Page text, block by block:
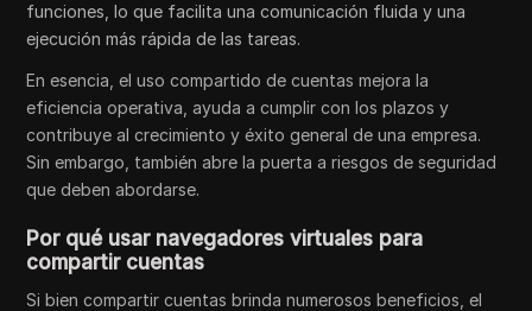
funciones, lo que facilita una comunicación fluida y una
ejecución más rápida de las tareas.
En esencia, el uso compartido de cuentas mejora la
eficiencia operativa, ayuda a cumplir con los plazos y
contribuye al crecimiento y éxito general de una empresa.
Sin embargo, también abre la puerta a riesgos de seguridad
que deben abordarse.
Por qué usar navegadores virtuales para
compartir cuentas
Si bien compartir cuentas brinda numerosos beneficios, el